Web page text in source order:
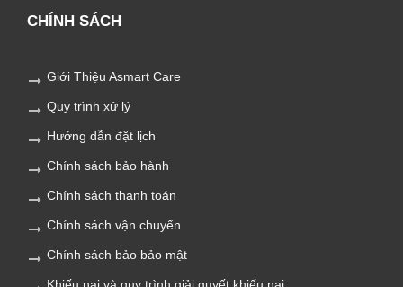
CHÍNH SÁCH
Giới Thiệu Asmart Care
Quy trình xử lý
Hướng dẫn đặt lịch
Chính sách bảo hành
Chính sách thanh toán
Chính sách vận chuyển
Chính sách bảo bảo mật